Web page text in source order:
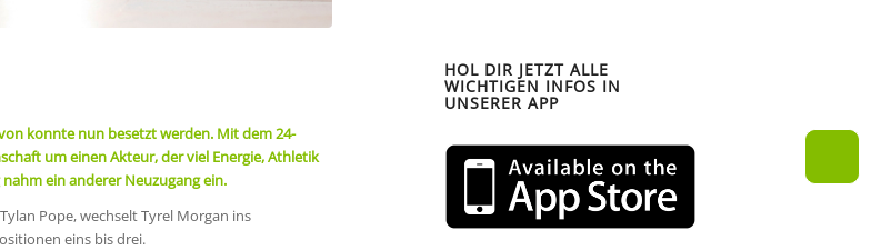
konnte nun besetzt werden. Mit dem 24-
um einen Akteur, der viel Energie, Athletik
ein anderer Neuzugang ein.
Pope, wechselt Tyrel Morgan ins
eins bis drei.
HOL DIR JETZT ALLE
WICHTIGEN INFOS IN
UNSERER APP